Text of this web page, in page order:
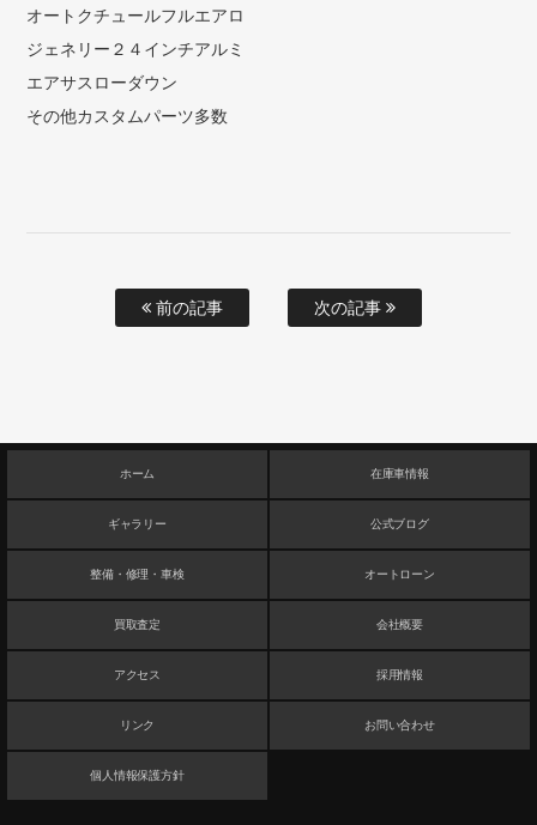
オートクチュールフルエアロ
ジェネリー２４インチアルミ
エアサスローダウン
その他カスタムパーツ多数
前の記事 次の記事
ホーム 在庫車情報
ギャラリー 公式ブログ
整備・修理・車検 オートローン
買取査定 会社概要
アクセス 採用情報
リンク お問い合わせ
個人情報保護方針